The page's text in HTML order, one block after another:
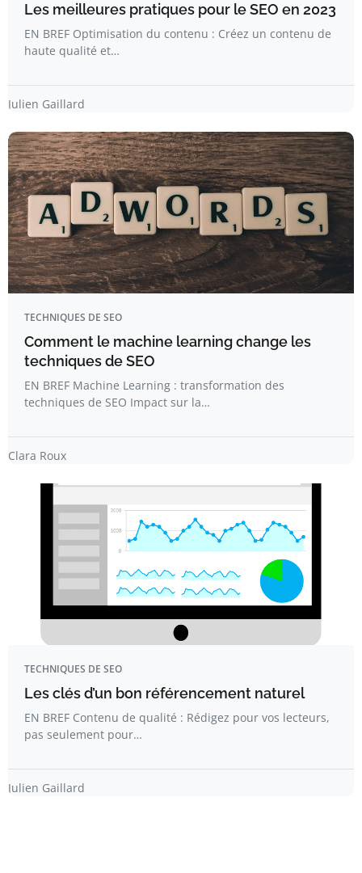
Les meilleures pratiques pour le SEO en 2023
EN BREF Optimisation du contenu : Créez un contenu de
haute qualité et…
Julien Gaillard
TECHNIQUES DE SEO
Comment le machine learning change les
techniques de SEO
EN BREF Machine Learning : transformation des
techniques de SEO Impact sur la…
Clara Roux
TECHNIQUES DE SEO
Les clés d’un bon référencement naturel
EN BREF Contenu de qualité : Rédigez pour vos lecteurs,
pas seulement pour…
Julien Gaillard